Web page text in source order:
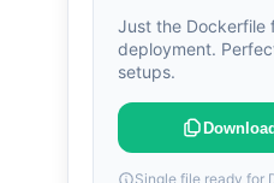
Just the Dockerfile
deployment.
setups.
Single file ready for